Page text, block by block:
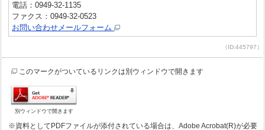
電話：0949-32-1135
ファクス：0949-32-0523
お問い合わせメールフォーム
（ID:445797）
このマークがついているリンクは別ウィンドウで開きます
別ウィンドウで開きます
※資料としてPDFファイルが添付されている場合は、Adobe Acrobat(R)が必要